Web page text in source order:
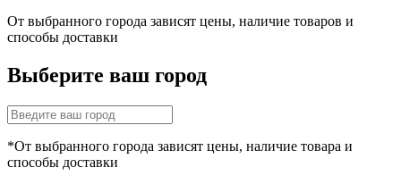
От выбранного города зависят цены, наличие товаров и
способы доставки
Выберите ваш город
*От выбранного города зависят цены, наличие товара и
способы доставки